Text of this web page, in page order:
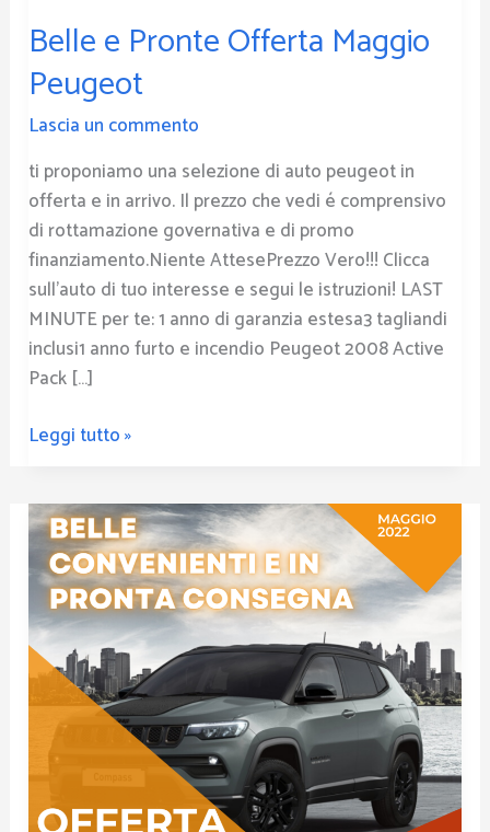
Belle e Pronte Offerta Maggio
Peugeot
Lascia un commento
ti proponiamo una selezione di auto peugeot in
offerta e in arrivo. Il prezzo che vedi é comprensivo
di rottamazione governativa e di promo
finanziamento.Niente AttesePrezzo Vero!!! Clicca
sull’auto di tuo interesse e segui le istruzioni! LAST
MINUTE per te: 1 anno di garanzia estesa3 tagliandi
inclusi1 anno furto e incendio Peugeot 2008 Active
Pack […]
Leggi tutto »
Belle
Pronte
Offerta
Maggio
Jeep